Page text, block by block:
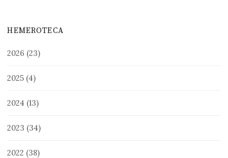
HEMEROTECA
2026 (23)
2025 (4)
2024 (13)
2023 (34)
2022 (38)